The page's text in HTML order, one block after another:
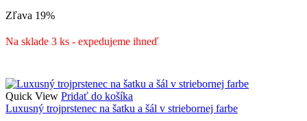
Zľava 19%
Na sklade 3 ks - expedujeme ihneď
Quick View Pridať do košíka
Luxusný trojprstenec na šatku a šál v striebornej farbe